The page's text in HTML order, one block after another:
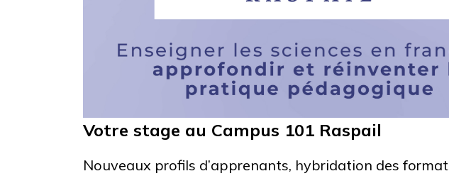
Votre stage au Campus 101 Raspail
Nouveaux profils d’apprenants, hybridation des